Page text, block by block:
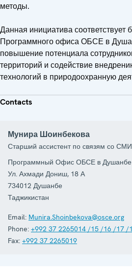
методы.
Данная инициатива соответствует
Программного офиса ОБСЕ в
повышение потенциала
территорий и содействие
технологий в природоохранную
Contacts
Мунира Шоинбекова
Старший ассистент по связям со
Программный Офис ОБСЕ в Душанбе
Ул. Ахмади Дониш, 18 А
734012 Душанбе
Таджикистан
Email: Munira.Shoinbekova@osce.org
Phone: +992 37 2265014 /15 /16 /17 /
Fax: +992 37 2265019